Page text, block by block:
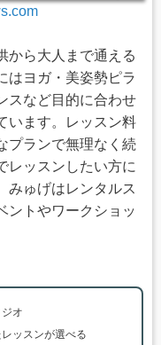
から大人まで通える
はヨガ・美姿勢ピラ
スなど目的に合わせ
います。レッスン料
プランで無理なく続
レッスンしたい方に
みゅげはレンタルス
ントやワークショッ
オ
ッスンが選べる